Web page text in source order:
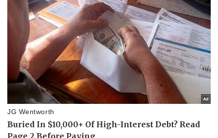
Pháp luật
Vụ án
Tin nóng
Tư vấn luật
Quân sự - Quốc phòng
Vũ khí
Việt Nam
Phân tích